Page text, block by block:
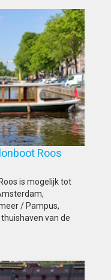
Roos
is mogelijk tot
/ Pampus,
van de